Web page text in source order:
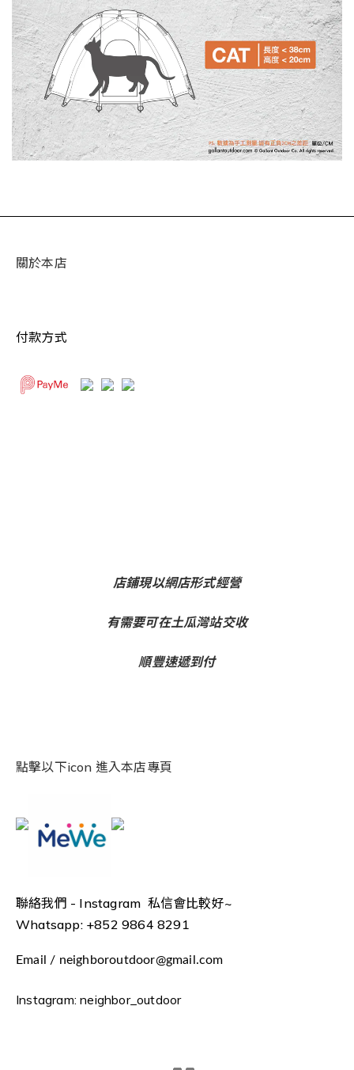
關於本店
付款方式
店鋪現以網店形式經營
有需要可在土瓜灣站交收
順豐速遞到付
點擊以下icon 進入本店專頁
聯絡我們 - Instagram 私信會比較好~
Whatsapp: +852 9864 8291
Email / neighboroutdoor@gmail.com
Instagram: neighbor_outdoor